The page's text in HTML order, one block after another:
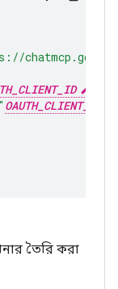
"
তৈরি করা